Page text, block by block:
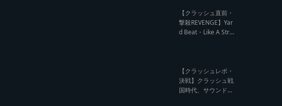
【クラッシュ直前・
撃殺REVENGE】Yar
d Beat・Like A Stre
【クラッシュレポ・
決戦】クラッシュ戦
国時代、サウンド王